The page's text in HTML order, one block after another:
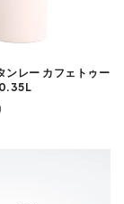
ンレー カフェトゥー